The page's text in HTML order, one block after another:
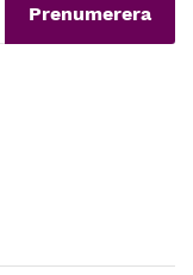
Prenumerera